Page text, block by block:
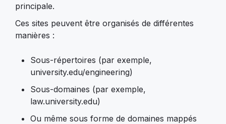
principale.
Ces sites peuvent être organisés de différentes
manières :
Sous-répertoires (par exemple,
university.edu/engineering)
Sous-domaines (par exemple,
law.university.edu)
Ou même sous forme de domaines mappés